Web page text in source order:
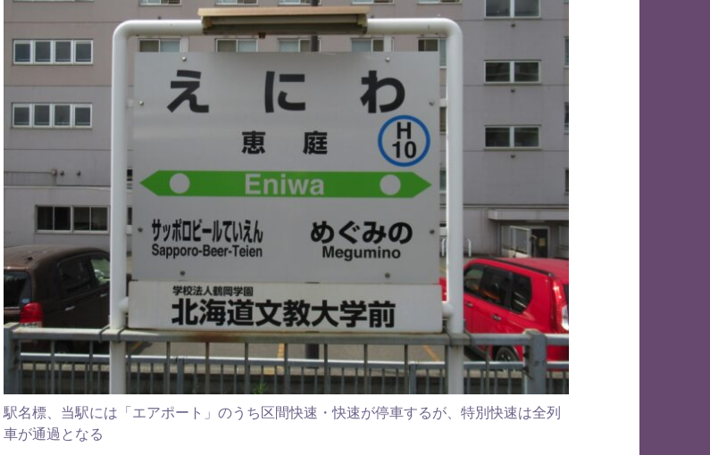
駅名標、当駅には「エアポート」のうち区間快速・快速が停車するが、特別快速は全列
車が通過となる